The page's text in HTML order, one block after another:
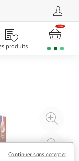
produits
à
Continuer sans accepter